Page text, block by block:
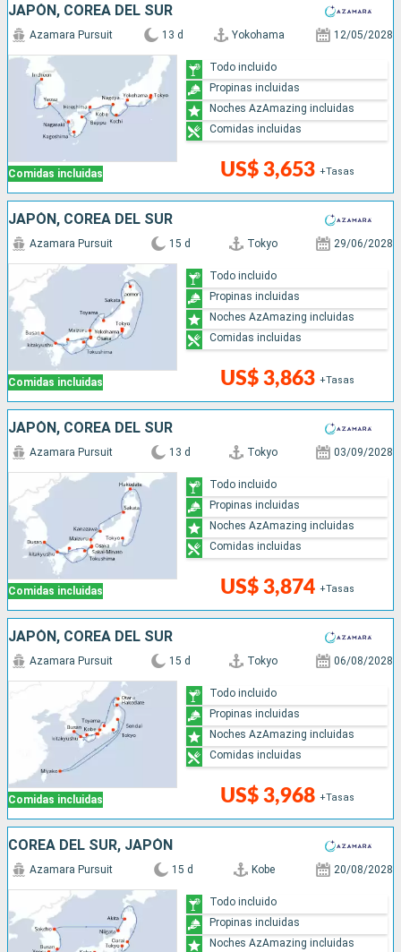
JAPÓN, COREA DEL SUR
Comidas incluidas
Azamara Pursuit 13 d Yokohama 12/05/2028
US$ 3,653 +Tasas
Todo incluido
Propinas incluidas
Noches AzAmazing incluidas
Comidas incluidas
JAPÓN, COREA DEL SUR
Comidas incluidas
Azamara Pursuit 15 d Tokyo 29/06/2028
US$ 3,863 +Tasas
Todo incluido
Propinas incluidas
Noches AzAmazing incluidas
Comidas incluidas
JAPÓN, COREA DEL SUR
Comidas incluidas
Azamara Pursuit 13 d Tokyo 03/09/2028
US$ 3,874 +Tasas
Todo incluido
Propinas incluidas
Noches AzAmazing incluidas
Comidas incluidas
JAPÓN, COREA DEL SUR
Comidas incluidas
Azamara Pursuit 15 d Tokyo 06/08/2028
US$ 3,968 +Tasas
Todo incluido
Propinas incluidas
Noches AzAmazing incluidas
Comidas incluidas
COREA DEL SUR, JAPÓN
Azamara Pursuit 15 d Kobe 20/08/2028
Todo incluido
Propinas incluidas
Noches AzAmazing incluidas